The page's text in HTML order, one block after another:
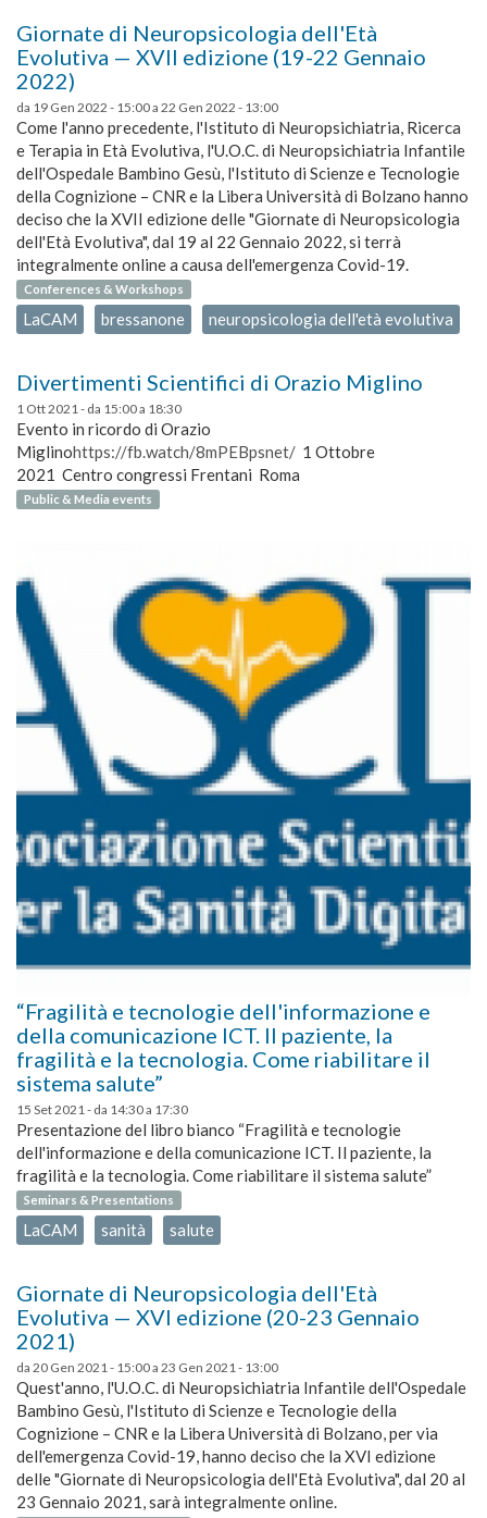
Giornate di Neuropsicologia dell'Età
Evolutiva — XVII edizione (19-22 Gennaio
2022)
da 19 Gen 2022 - 15:00a 22 Gen 2022 - 13:00
Come l'anno precedente, l'Istituto di Neuropsichiatria, Ricerca
e Terapia in Età Evolutiva, l'U.O.C. di Neuropsichiatria Infantile
dell'Ospedale Bambino Gesù, l'Istituto di Scienze e Tecnologie
della Cognizione – CNR e la Libera Università di Bolzano hanno
deciso che la XVII edizione delle "Giornate di Neuropsicologia
dell'Età Evolutiva", dal 19 al 22 Gennaio 2022, si terrà
integralmente online a causa dell'emergenza Covid-19.
Conferences & Workshops
LaCAM bressanone neuropsicologia dell'età evolutiva
Divertimenti Scientifici di Orazio Miglino
1 Ott 2021 - da 15:00a 18:30
Evento in ricordo di Orazio
Miglinohttps://fb.watch/8mPEBpsnet/ 1 Ottobre
2021 Centro congressi Frentani Roma
Public & Media events
“Fragilità e tecnologie dell'informazione e
della comunicazione ICT. Il paziente, la
fragilità e la tecnologia. Come riabilitare il
sistema salute”
15 Set 2021 - da 14:30a 17:30
Presentazione del libro bianco “Fragilità e tecnologie
dell'informazione e della comunicazione ICT. Il paziente, la
fragilità e la tecnologia. Come riabilitare il sistema salute”
Seminars & Presentations
LaCAM sanità salute
Giornate di Neuropsicologia dell'Età
Evolutiva — XVI edizione (20-23 Gennaio
2021)
da 20 Gen 2021 - 15:00a 23 Gen 2021 - 13:00
Quest'anno, l'U.O.C. di Neuropsichiatria Infantile dell'Ospedale
Bambino Gesù, l'Istituto di Scienze e Tecnologie della
Cognizione – CNR e la Libera Università di Bolzano, per via
dell'emergenza Covid-19, hanno deciso che la XVI edizione
delle "Giornate di Neuropsicologia dell'Età Evolutiva", dal 20 al
23 Gennaio 2021, sarà integralmente online.